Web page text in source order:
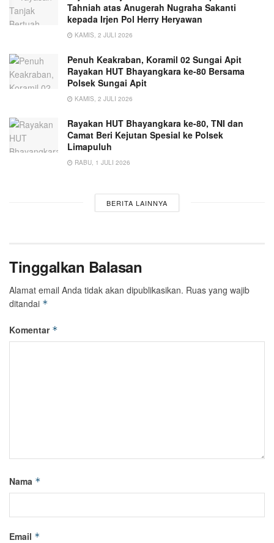
Tahniah atas Anugerah Nugraha Sakanti
kepada Irjen Pol Herry Heryawan
KAMIS, 2 JULI 2026
Penuh Keakraban, Koramil 02 Sungai Apit
Rayakan HUT Bhayangkara ke-80 Bersama
Polsek Sungai Apit
KAMIS, 2 JULI 2026
Rayakan HUT Bhayangkara ke-80, TNI dan
Camat Beri Kejutan Spesial ke Polsek
Limapuluh
RABU, 1 JULI 2026
BERITA LAINNYA
Tinggalkan Balasan
Alamat email Anda tidak akan dipublikasikan. Ruas yang wajib
ditandai *
Komentar *
Nama *
Email *